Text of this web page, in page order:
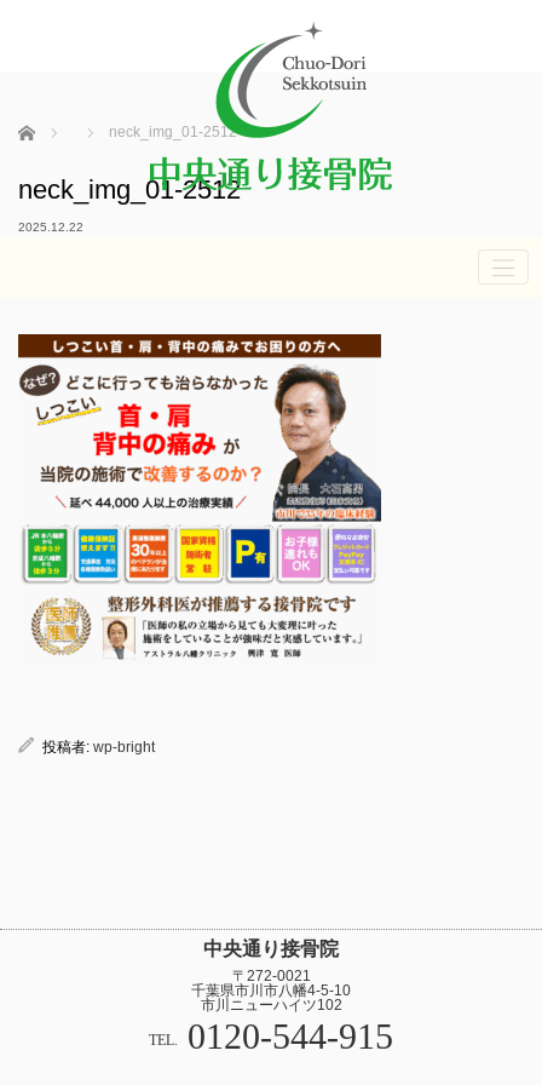
ホーム neck_img_01-2512
neck_img_01-2512
2025.12.22
投稿者: wp-bright
中央通り接骨院
〒272-0021
千葉県市川市八幡4-5-10
市川ニューハイツ102
TEL. 0120-544-915